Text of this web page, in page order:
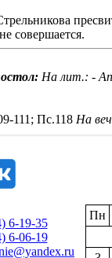
совершается.
На лит.: -
111; Пс.118 На
6-19-35
6-06-19
Пн